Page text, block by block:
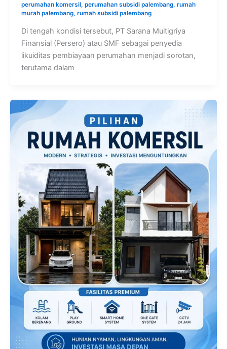
perumahan komersil, perumahan subsidi palembang, rumah
murah palembang, rumah subsidi palembang
Di tengah kondisi tersebut, PT Sarana Multigriya
Finansial (Persero) atau SMF sebagai penyedia
likuiditas pembiayaan perumahan menjadi sorotan,
terutama dalam